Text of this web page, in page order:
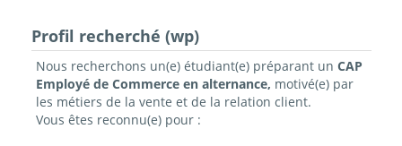
Profil recherché (wp)
Nous recherchons un(e) étudiant(e) préparant un CAP
Employé de Commerce en alternance, motivé(e) par
les métiers de la vente et de la relation client.
Vous êtes reconnu(e) pour :